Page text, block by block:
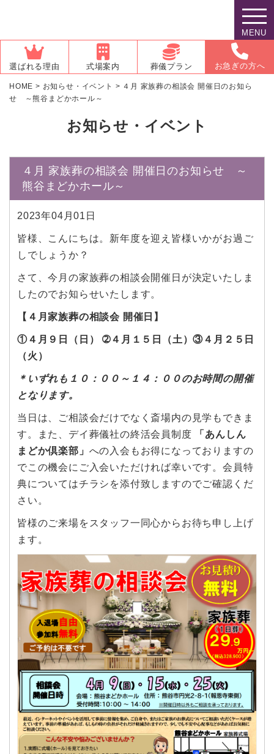
MENU
選ばれる理由 式場案内 葬儀プラン お急ぎの方へ
HOME > お知らせ・イベント > ４月 家族葬の相談会 開催日のお知ら
せ ～熊谷まどかホール～
お知らせ・イベント
４月 家族葬の相談会 開催日のお知らせ ～
熊谷まどかホール～
2023年04月01日
皆様、こんにちは。新年度を迎え皆様いかがお過ご
しでしょうか？
さて、今月の家族葬の相談会開催日が決定いたしま
したのでお知らせいたします。
【４月家族葬の相談会 開催日】
①４月９日（日） ➁４月１５日（土）③４月２５日
（火）
＊いずれも１０：００～１４：００のお時間の開催
となります。
当日は、ご相談会だけでなく斎場内の見学もできま
す。また、デイ葬儀社の終活会員制度
「あんしん
まどか倶楽部」 への入会もお得になっておりますの
でこの機会にご入会いただければ幸いです。会員特
典についてはチラシを添付致しますのでご確認くだ
さい。
皆様のご来場をスタッフ一同心からお待ち申し上げ
ます。